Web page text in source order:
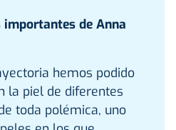
de Anna
hemos podido
la piel de diferentes
toda polémica, uno